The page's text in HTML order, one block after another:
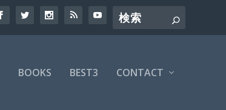
BOOKS BEST3 CONTACT